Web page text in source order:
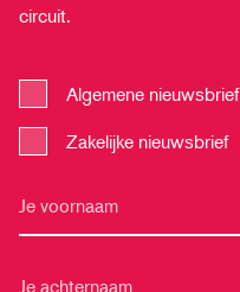
circuit.
Algemene nieuwsbrief
Zakelijke nieuwsbrief